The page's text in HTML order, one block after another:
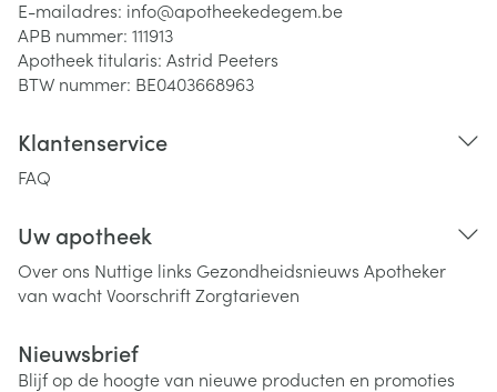
E-mailadres: info@apotheekedegem.be
APB nummer: 111913
Apotheek titularis: Astrid Peeters
BTW nummer: BE0403668963
Klantenservice
FAQ
Uw apotheek
Over ons Nuttige links Gezondheidsnieuws Apotheker
van wachtVoorschriftZorgtarieven
Nieuwsbrief
Blijf op de hoogte van nieuwe producten en promoties